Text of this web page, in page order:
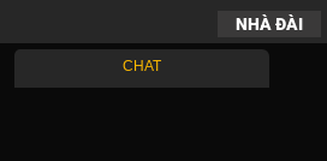
NHÀ ĐÀI
CHAT